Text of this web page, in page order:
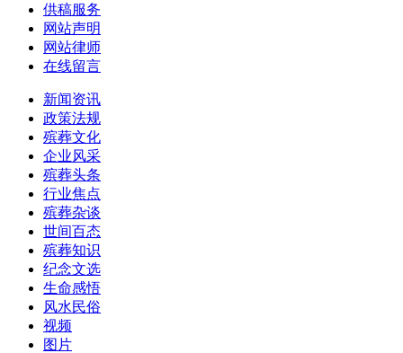
供稿服务
网站声明
网站律师
在线留言
新闻资讯
政策法规
殡葬文化
企业风采
殡葬头条
行业焦点
殡葬杂谈
世间百态
殡葬知识
纪念文选
生命感悟
风水民俗
视频
图片